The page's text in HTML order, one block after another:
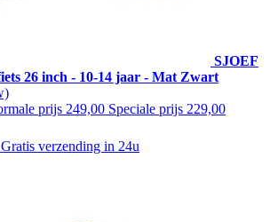
SJOEF
26 inch - 10-14 jaar - Mat Zwart
prijs 249,00 Speciale prijs 229,00
verzending in 24u